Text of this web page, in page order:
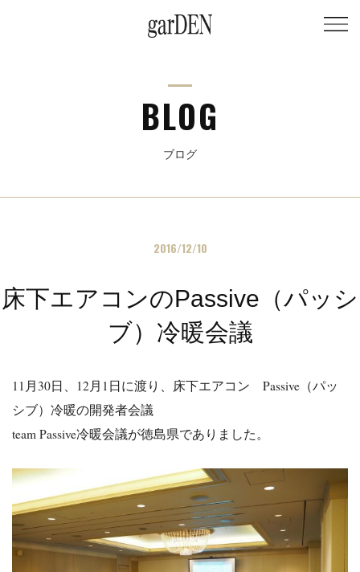
BLOG
ブログ
2016/12/10
床下エアコンのPassive（パッシ
ブ）冷暖会議
11月30日、12月1日に渡り、床下エアコン Passive（パッ
シブ）冷暖の開発者会議
team Passive冷暖会議が徳島県でありました。